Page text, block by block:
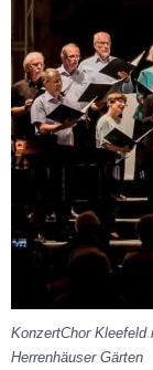
KonzertChor Kleefeld
Herrenhäuser Gärten